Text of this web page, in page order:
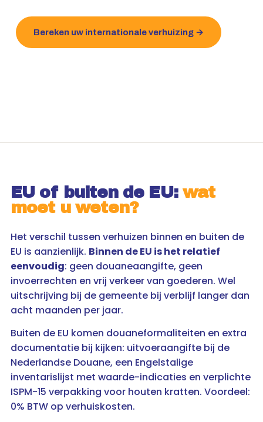
Bereken uw internationale verhuizing →
EU of buiten de EU:wat
moet u weten?
Het verschil tussen verhuizen binnen en buiten de
EU is aanzienlijk. Binnen de EU is het relatief
eenvoudig: geen douaneaangifte, geen
invoerrechten en vrij verkeer van goederen. Wel
uitschrijving bij de gemeente bij verblijf langer dan
acht maanden per jaar.
Buiten de EU komen douaneformaliteiten en extra
documentatie bij kijken: uitvoeraangifte bij de
Nederlandse Douane, een Engelstalige
inventarislijst met waarde-indicaties en verplichte
ISPM-15 verpakking voor houten kratten. Voordeel:
0% BTW op verhuiskosten.